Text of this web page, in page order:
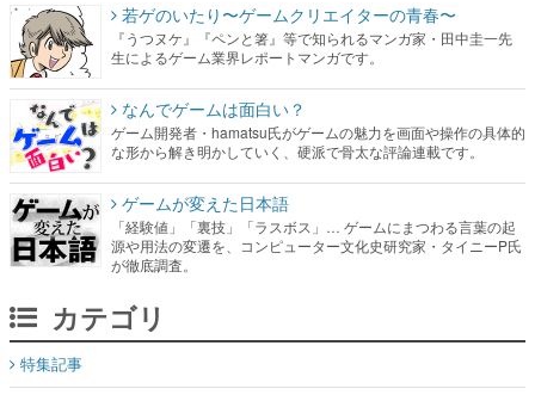
若ゲのいたり〜ゲームクリエイターの青春〜
『うつヌケ』『ペンと箸』等で知られるマンガ家・田中圭一先
生によるゲーム業界レポートマンガです。
なんでゲームは面白い？
ゲーム開発者・hamatsu氏がゲームの魅力を画面や操作の具体的
な形から解き明かしていく、硬派で骨太な評論連載です。
ゲームが変えた日本語
「経験値」「裏技」「ラスボス」… ゲームにまつわる言葉の起
源や用法の変遷を、コンピューター文化史研究家・タイニーP氏
が徹底調査。
カテゴリ
特集記事